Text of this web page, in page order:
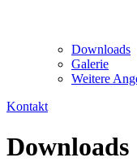
Downloads
Galerie
Weitere
Kontakt
Downloads